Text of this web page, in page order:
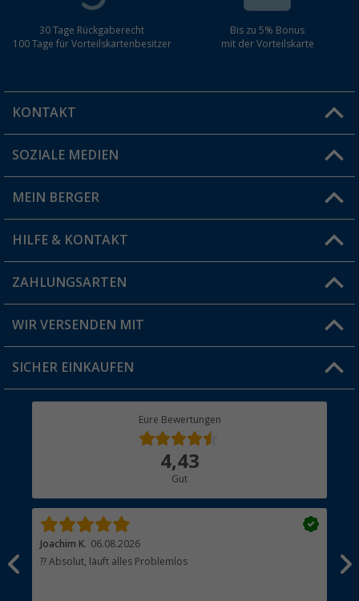
30 Tage Rückgaberecht
100 Tage für Vorteilskartenbesitzer
Bis zu 5% Bonus
mit der Vorteilskarte
KONTAKT
Du hast eine Frage?
Filiale finden
SOZIALE MEDIEN
MEIN BERGER
Vorteilskarte
Blog
Jobs & Karriere
HILFE & KONTAKT
FAQ & Kontakt
Versandinformationen
Rücksendung
ZAHLUNGSARTEN
WIR VERSENDEN MIT
SICHER EINKAUFEN
Eure Bewertungen
4,43
Gut
Joachim K. 06.08.2026
?? Absolut, läuft alles Problemlos